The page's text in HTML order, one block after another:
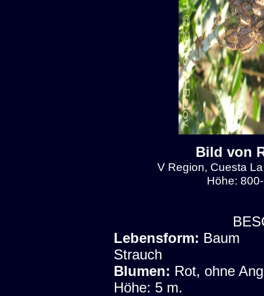
Bild von
V Region, Cuesta
Höhe:
Lebensform: Baum
Strauch
Blumen: Rot, ohne
Höhe: 5 m.